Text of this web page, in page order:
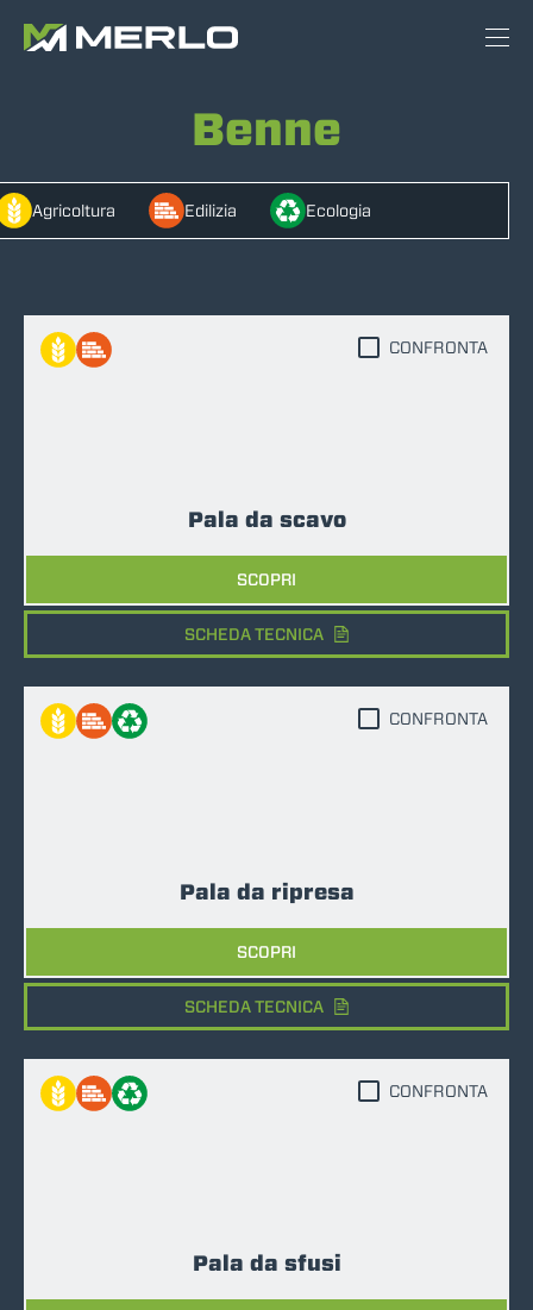
Benne
Agricoltura Edilizia Ecologia
Pala da scavo
SCOPRI
CONFRONTA
SCHEDA TECNICA
Pala da ripresa
SCOPRI
CONFRONTA
SCHEDA TECNICA
Pala da sfusi
CONFRONTA